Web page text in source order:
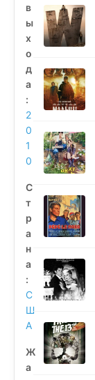
в
ы
х
о
д
а
:
2
0
1
0
С
т
р
а
н
а
:
С
Ш
А
Ж
а